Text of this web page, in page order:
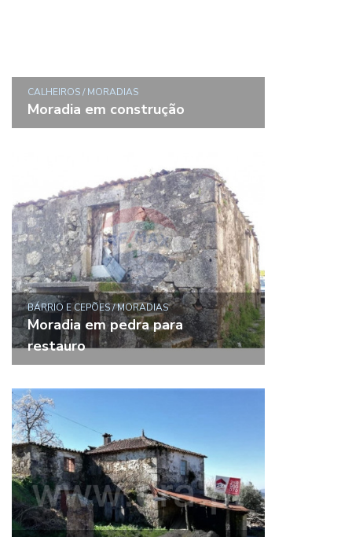
CALHEIROS / MORADIAS
Moradia em construção
BÁRRIO E CEPÕES / MORADIAS
Moradia em pedra para
restauro